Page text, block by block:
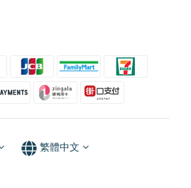
繁體中文